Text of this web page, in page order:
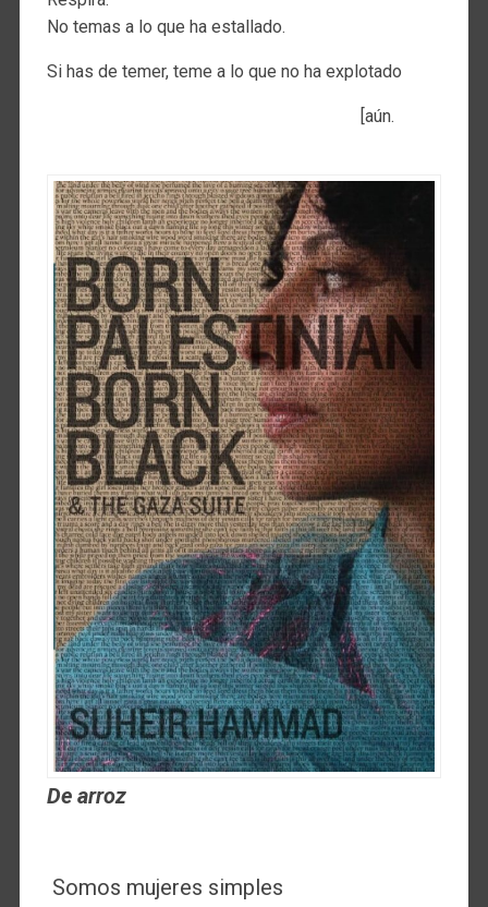
No temas a lo que ha estallado.
Si has de temer, teme a lo que no ha explotado
[aún.
De arroz
Somos mujeres simples